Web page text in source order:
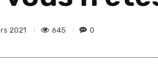
2021 645 0